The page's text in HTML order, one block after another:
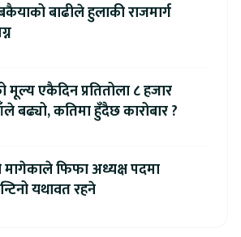
बाढीले हुलाकी राजमार्ग
मूल्य एकैदिन प्रतितोला ८ हजार
बढ्यो, कतिमा हुँदैछ कारोबार ?
मागेकाले फिफा अध्यक्ष पदमा
यथावत रहने